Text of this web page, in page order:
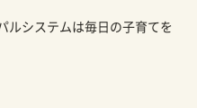
ルシステムは毎日の子育てを